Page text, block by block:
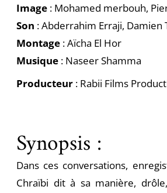
Image : Mohamed merbouh,
Son : Abderrahim Erraji, Damien
Montage : Aïcha El Hor
Musique : Naseer Shamma
Producteur : Rabii Films
Synopsis :
Dans ces conversations,
Chraïbi dit à sa manière,